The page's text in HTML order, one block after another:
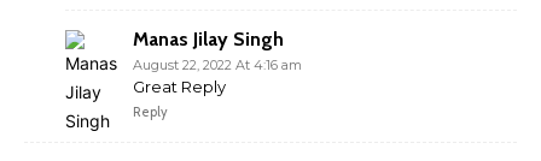
Manas Jilay Singh
August 22, 2022 At 4:16 am
Great Reply
Reply